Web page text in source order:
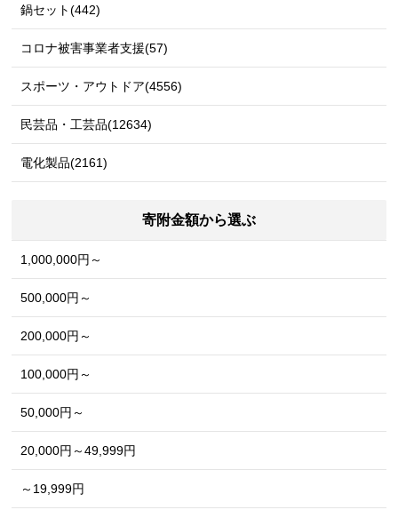
鍋セット(442)
コロナ被害事業者支援(57)
スポーツ・アウトドア(4556)
民芸品・工芸品(12634)
電化製品(2161)
寄附金額から選ぶ
1,000,000円～
500,000円～
200,000円～
100,000円～
50,000円～
20,000円～49,999円
～19,999円